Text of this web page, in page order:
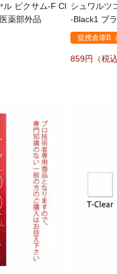
ル ピクサム-F Cl
薬部外品
シュワルツ
-Black1 ブ
提携倉庫B
859